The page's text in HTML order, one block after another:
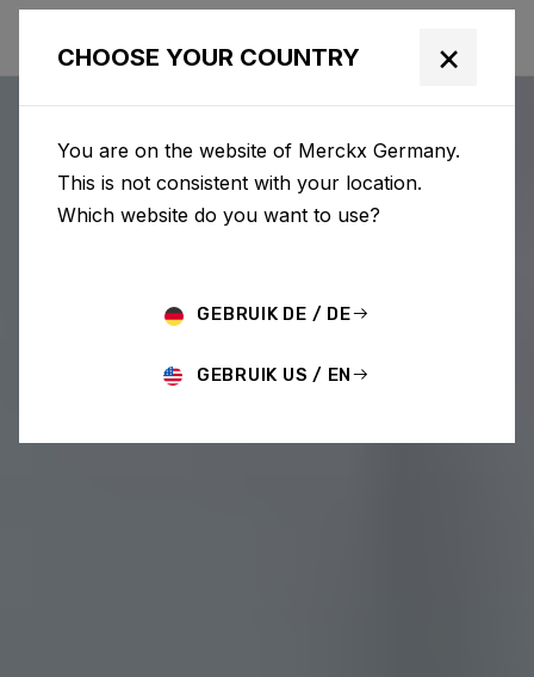
CHOOSE YOUR COUNTRY ×
You are on the website of Merckx Germany.
This is not consistent with your location.
Which website do you want to use?
GEBRUIK DE / DE
GEBRUIK US / EN